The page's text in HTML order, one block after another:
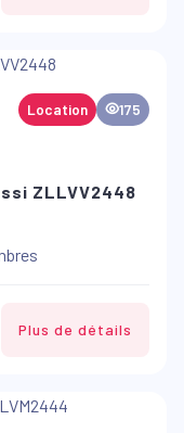
Location 175
ZLLVV2448
Plus de détails